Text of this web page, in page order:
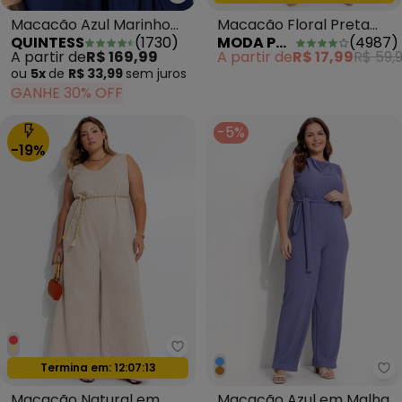
Macacão Azul Marinho
em Malha de Viscose
QUINTESS (1730)
A partir deR$ 169,99
ou 5x de R$ 33,99 sem juros
GANHE 30% OFF
Macacão Floral Preta
Costas Gota e
Amarração
MODA POP (4987)
A partir deR$ 17,99R$
-19%
Quintess - Macacão Natural
Oferta relâmpago
Termina em: 12:07:11
-5%